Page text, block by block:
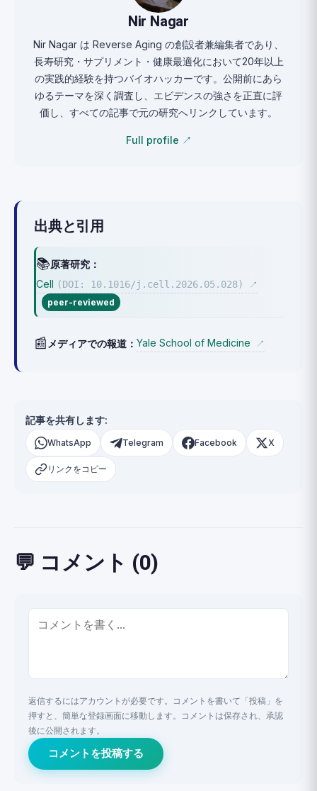
Nir Nagar
Nir Nagar は Reverse Aging の創設者兼編集者であり、
長寿研究・サプリメント・健康最適化において20年以上
の実践的経験を持つバイオハッカーです。公開前にあら
ゆるテーマを深く調査し、エビデンスの強さを正直に評
価し、すべての記事で元の研究へリンクしています。
Full profile ↗
出典と引用
📚原著研究：
Cell (DOI: 10.1016/j.cell.2026.05.028)
↗
peer-reviewed
📰 メディアでの報道： Yale School of Medicine ↗
記事を共有します:
WhatsApp Telegram Facebook X
リンクをコピー
💬 コメント (0)
返信するにはアカウントが必要です。コメントを書いて「投稿」を
押すと、簡単な登録画面に移動します。コメントは保存され、承認
後に公開されます。
コメントを投稿する